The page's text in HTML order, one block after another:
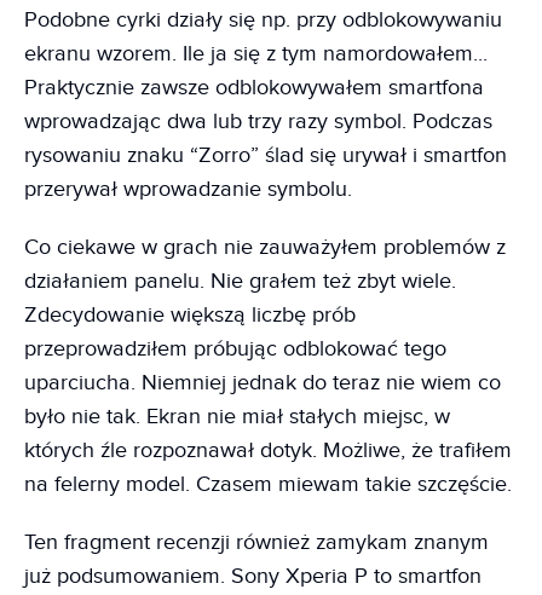
Podobne cyrki działy się np. przy odblokowywaniu
ekranu wzorem. Ile ja się z tym namordowałem...
Praktycznie zawsze odblokowywałem smartfona
wprowadzając dwa lub trzy razy symbol. Podczas
rysowaniu znaku “Zorro” ślad się urywał i smartfon
przerywał wprowadzanie symbolu.
Co ciekawe w grach nie zauważyłem problemów z
działaniem panelu. Nie grałem też zbyt wiele.
Zdecydowanie większą liczbę prób
przeprowadziłem próbując odblokować tego
uparciucha. Niemniej jednak do teraz nie wiem co
było nie tak. Ekran nie miał stałych miejsc, w
których źle rozpoznawał dotyk. Możliwe, że trafiłem
na felerny model. Czasem miewam takie szczęście.
Ten fragment recenzji również zamykam znanym
już podsumowaniem. Sony Xperia P to smartfon